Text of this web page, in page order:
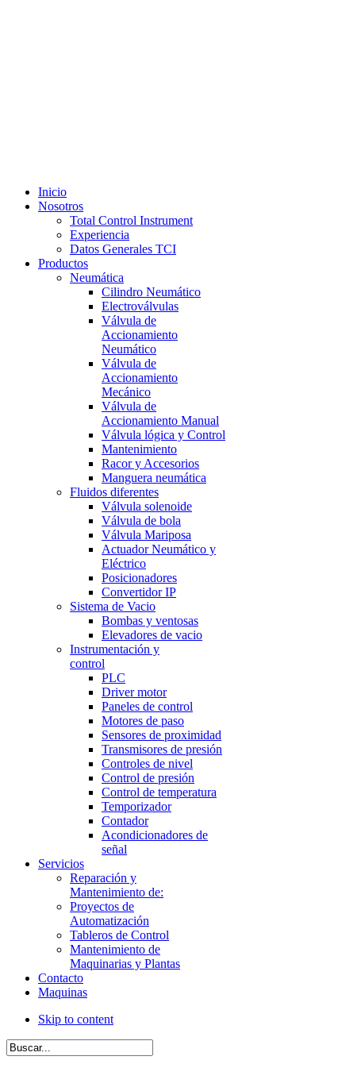
Inicio
Nosotros
Total Control Instrument
Experiencia
Datos Generales TCI
Productos
Neumática
Cilindro Neumático
Electroválvulas
Válvula de
Accionamiento
Neumático
Válvula de
Accionamiento
Mecánico
Válvula de
Accionamiento Manual
Válvula lógica y Control
Mantenimiento
Racor y Accesorios
Manguera neumática
Fluidos diferentes
Válvula solenoide
Válvula de bola
Válvula Mariposa
Actuador Neumático y
Eléctrico
Posicionadores
Convertidor IP
Sistema de Vacio
Bombas y ventosas
Elevadores de vacio
Instrumentación y
control
PLC
Driver motor
Paneles de control
Motores de paso
Sensores de proximidad
Transmisores de presión
Controles de nivel
Control de presión
Control de temperatura
Temporizador
Contador
Acondicionadores de
señal
Servicios
Reparación y
Mantenimiento de:
Proyectos de
Automatización
Tableros de Control
Mantenimiento de
Maquinarias y Plantas
Contacto
Maquinas
Skip to content